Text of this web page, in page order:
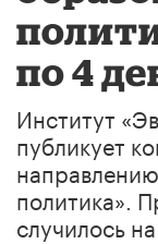
по 4
Институт
публикует
политика».
случилось